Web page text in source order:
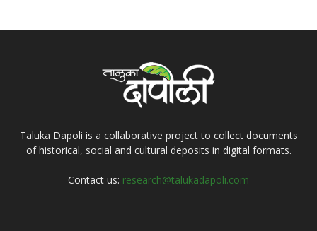
Taluka Dapoli is a collaborative project to collect documents
of historical, social and cultural deposits in digital formats.
Contact us: research@talukadapoli.com